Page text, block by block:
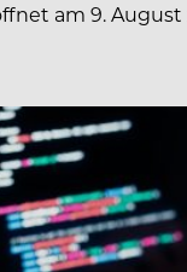
am 9.